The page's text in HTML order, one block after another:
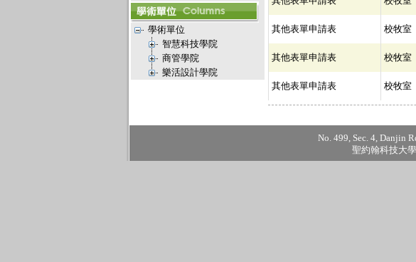
學術單位
智慧科技學院
商管學院
樂活設計學院
其他表單申請表 校牧室
其他表單申請表 校牧室
其他表單申請表 校牧室
No. 499, Sec. 4, Danjin
聖約翰科技大